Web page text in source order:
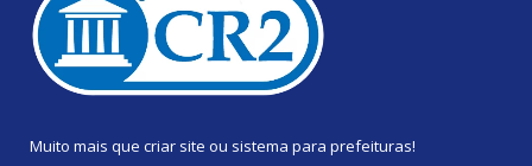
Muito mais que criar site ou sistema para prefeituras!